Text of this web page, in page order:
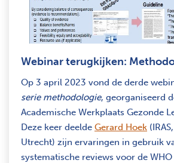
Webinar terugkijken:
Op 3 april 2023 vond de derde
serie methodologie, georganiseerd
Academische Werkplaats Gezonde
Deze keer deelde Gerard Hoek
Utrecht) zijn ervaringen in gebruik
systematische reviews voor de